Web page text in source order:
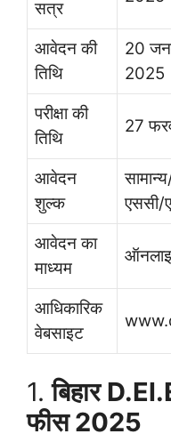
सत्र
आवेदन की
तिथि
20
2025
परीक्षा की
तिथि
27
आवेदन
शुल्क
एससी/
आवेदन का
माध्यम
आधिकारिक
वेबसाइट
1.बिहार
फीस 2025